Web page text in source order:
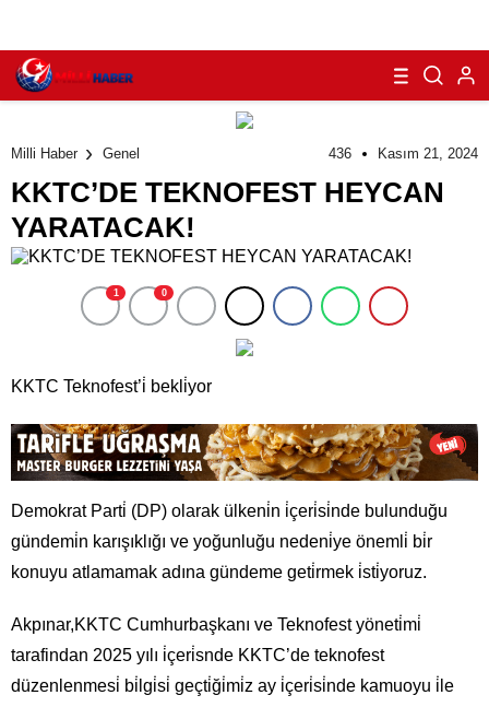
Milli Haber Genel 436 Kasım 21, 2024
KKTC’DE TEKNOFEST HEYCAN
YARATACAK!
1 0
KKTC Teknofest’i̇ bekli̇yor
Demokrat Parti̇ (DP) olarak ülkeni̇n i̇çeri̇si̇nde bulunduğu
gündemi̇n karışıklığı ve yoğunluğu nedeni̇ye önemli̇ bi̇r
konuyu atlamamak adına gündeme geti̇rmek i̇sti̇yoruz.
Akpınar,KKTC Cumhurbaşkanı ve Teknofest yöneti̇mi̇
tarafindan 2025 yılı i̇çeri̇snde KKTC’de teknofest
düzenlenmesi̇ bi̇lgi̇si̇ geçti̇ği̇mi̇z ay i̇çeri̇si̇nde kamuoyu i̇le